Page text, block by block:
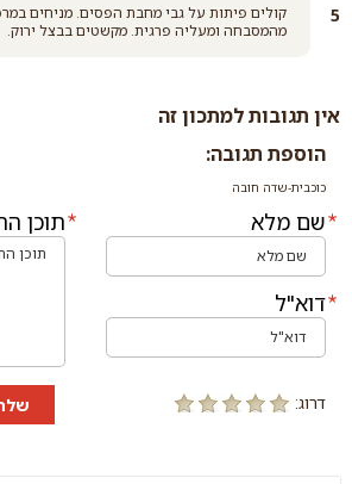
קולים פיתות על גבי מחבת הפסים. מניחים
מהמסבחה ומעליה פרגית. מקשטים בבצל ירוק.
אין תגובות למתכון זה
הוספת תגובה:
כוכבית-שדה חובה
שם מלא
דוא"ל
תוכן
דרוג: